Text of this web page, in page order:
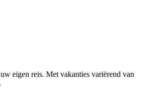
eigen reis. Met vakanties variërend van